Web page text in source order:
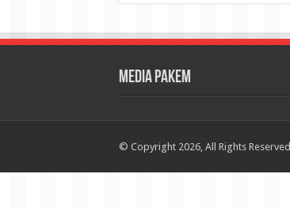
Media Pakem
© Copyright 2026, All Rights Reserved